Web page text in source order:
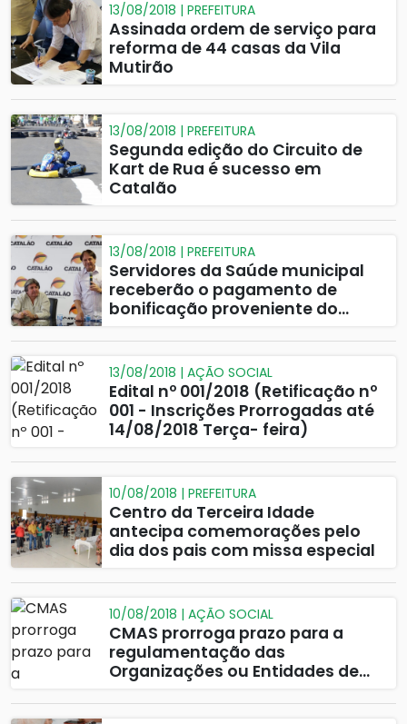
13/08/2018 | PREFEITURA
Assinada ordem de serviço para
reforma de 44 casas da Vila
Mutirão
13/08/2018 | PREFEITURA
Segunda edição do Circuito de
Kart de Rua é sucesso em
Catalão
13/08/2018 | PREFEITURA
Servidores da Saúde municipal
receberão o pagamento de
bonificação proveniente do
13/08/2018 | AÇÃO SOCIAL
Edital nº 001/2018 (Retificação nº
001 - Inscrições Prorrogadas até
14/08/2018 Terça- feira)
10/08/2018 | PREFEITURA
Centro da Terceira Idade
antecipa comemorações pelo
dia dos pais com missa especial
10/08/2018 | AÇÃO SOCIAL
CMAS prorroga prazo para a
regulamentação das
Organizações ou Entidades de
007/2018